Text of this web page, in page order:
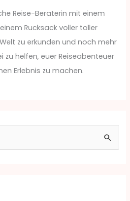
Reise-Beraterin mit einem
Rucksack voller toller
zu erkunden und noch mehr
zu helfen, euer Reiseabenteuer
Erlebnis zu machen.